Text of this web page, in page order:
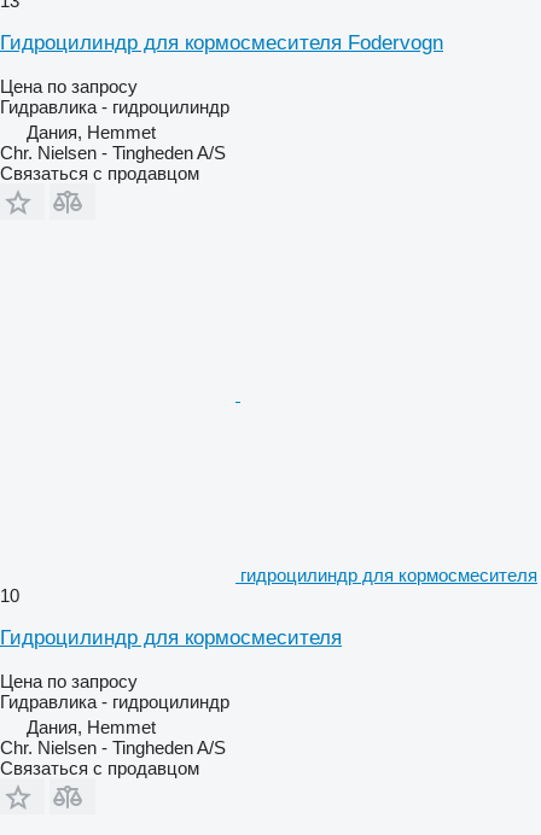
Гидроцилиндр для кормосмесителя Fodervogn
Цена по запросу
Гидравлика - гидроцилиндр
Дания, Hemmet
Chr. Nielsen - Tingheden A/S
Связаться с продавцом
гидроцилиндр для кормосмесителя
10
Гидроцилиндр для кормосмесителя
Цена по запросу
Гидравлика - гидроцилиндр
Дания, Hemmet
Chr. Nielsen - Tingheden A/S
Связаться с продавцом